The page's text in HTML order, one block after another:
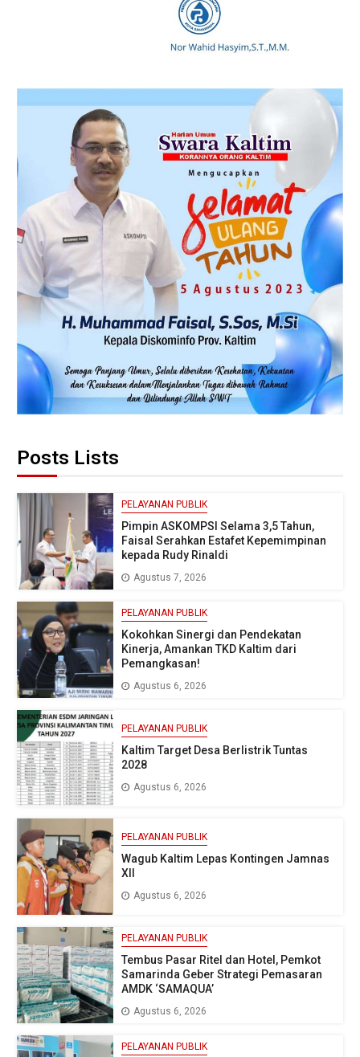
Posts Lists
PELAYANAN PUBLIK
Pimpin ASKOMPSI Selama 3,5 Tahun,
Faisal Serahkan Estafet Kepemimpinan
kepada Rudy Rinaldi
Agustus 7, 2026
PELAYANAN PUBLIK
Kokohkan Sinergi dan Pendekatan
Kinerja, Amankan TKD Kaltim dari
Pemangkasan!
Agustus 6, 2026
PELAYANAN PUBLIK
Kaltim Target Desa Berlistrik Tuntas
2028
Agustus 6, 2026
PELAYANAN PUBLIK
Wagub Kaltim Lepas Kontingen Jamnas
XII
Agustus 6, 2026
PELAYANAN PUBLIK
Tembus Pasar Ritel dan Hotel, Pemkot
Samarinda Geber Strategi Pemasaran
AMDK ‘SAMAQUA’
Agustus 6, 2026
PELAYANAN PUBLIK